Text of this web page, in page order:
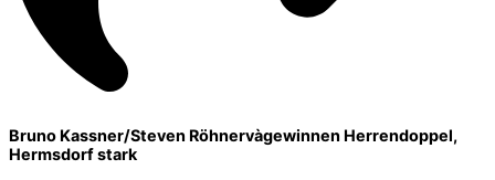
Bruno Kassner/Steven Röhnervàgewinnen Herrendoppel,
Hermsdorf stark